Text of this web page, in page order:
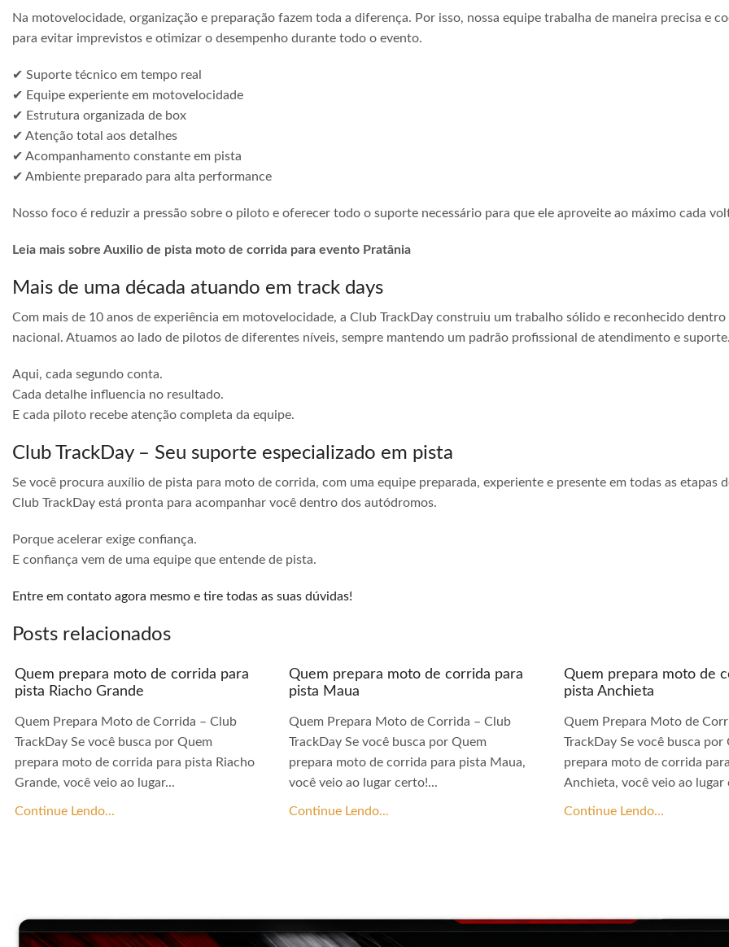
Na motovelocidade, organização e preparação fazem toda a diferença. Por isso, nossa equipe trabalha de maneira precisa e
para evitar imprevistos e otimizar o desempenho durante todo o evento.
✔ Suporte técnico em tempo real
✔ Equipe experiente em motovelocidade
✔ Estrutura organizada de box
✔ Atenção total aos detalhes
✔ Acompanhamento constante em pista
✔ Ambiente preparado para alta performance
Nosso foco é reduzir a pressão sobre o piloto e oferecer todo o suporte necessário para que ele aproveite ao máximo cada
Leia mais sobre Auxilio de pista moto de corrida para evento Pratânia
Mais de uma década atuando em track days
Com mais de 10 anos de experiência em motovelocidade, a Club TrackDay construiu um trabalho sólido e reconhecido
nacional. Atuamos ao lado de pilotos de diferentes níveis, sempre mantendo um padrão profissional de atendimento e suporte.
Aqui, cada segundo conta.
Cada detalhe influencia no resultado.
E cada piloto recebe atenção completa da equipe.
Club TrackDay – Seu suporte especializado em pista
Se você procura auxílio de pista para moto de corrida, com uma equipe preparada, experiente e presente em todas as etapas
Club TrackDay está pronta para acompanhar você dentro dos autódromos.
Porque acelerar exige confiança.
E confiança vem de uma equipe que entende de pista.
Entre em contato agora mesmo e tire todas as suas dúvidas!
Posts relacionados
Quem prepara moto de corrida para
pista Riacho Grande
Quem Prepara Moto de Corrida – Club
TrackDay Se você busca por Quem
prepara moto de corrida para pista Riacho
Grande, você veio ao lugar...
Continue Lendo...
Quem prepara moto de corrida para
pista Maua
Quem Prepara Moto de Corrida – Club
TrackDay Se você busca por Quem
prepara moto de corrida para pista Maua,
você veio ao lugar certo!...
Continue Lendo...
Quem prepara moto de
pista Anchieta
Quem Prepara Moto de
TrackDay Se você busca por
prepara moto de corrida
Anchieta, você veio ao lugar
Continue Lendo...